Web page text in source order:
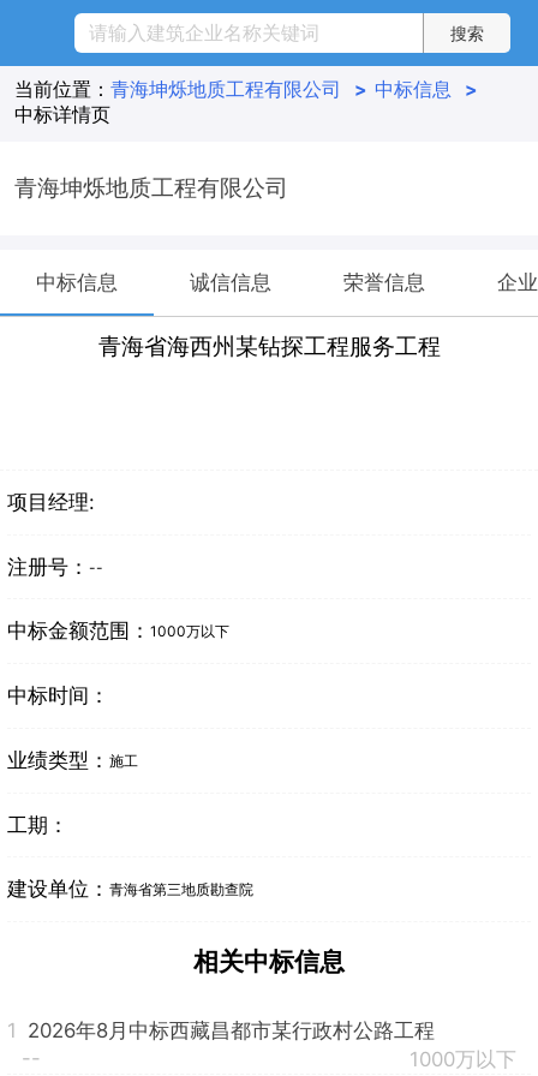
当前位置： 青海坤烁地质工程有限公司 > 中标信息
>
中标详情页
青海坤烁地质工程有限公司
中标信息 诚信信息 荣誉信息 企
青海省海西州某钻探工程服务工程
项目经理:
注册号： --
中标金额范围： 1000万以下
中标时间：
业绩类型： 施工
工期：
建设单位： 青海省第三地质勘查院
相关中标信息
1 2026年8月中标西藏昌都市某行政村公路工程
--
1000万以下